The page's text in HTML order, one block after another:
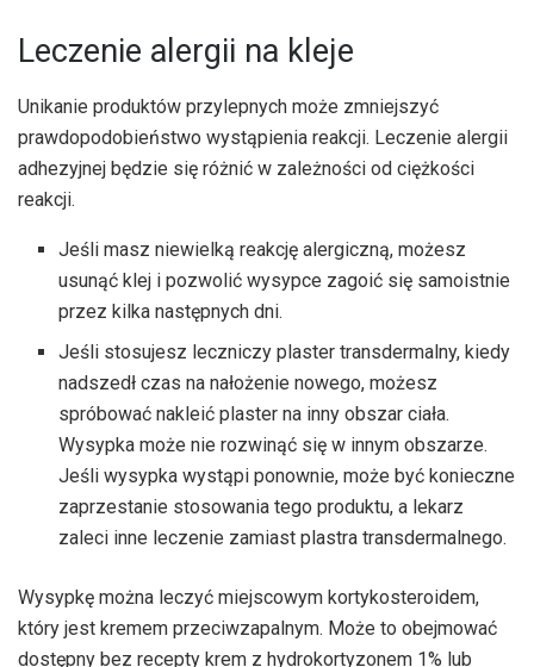
Leczenie alergii na kleje
Unikanie produktów przylepnych może zmniejszyć
prawdopodobieństwo wystąpienia reakcji. Leczenie alergii
adhezyjnej będzie się różnić w zależności od ciężkości
reakcji.
Jeśli masz niewielką reakcję alergiczną, możesz
usunąć klej i pozwolić wysypce zagoić się samoistnie
przez kilka następnych dni.
Jeśli stosujesz leczniczy plaster transdermalny, kiedy
nadszedł czas na nałożenie nowego, możesz
spróbować nakleić plaster na inny obszar ciała.
Wysypka może nie rozwinąć się w innym obszarze.
Jeśli wysypka wystąpi ponownie, może być konieczne
zaprzestanie stosowania tego produktu, a lekarz
zaleci inne leczenie zamiast plastra transdermalnego.
Wysypkę można leczyć miejscowym kortykosteroidem,
który jest kremem przeciwzapalnym. Może to obejmować
dostępny bez recepty krem ​​​​z hydrokortyzonem 1% lub